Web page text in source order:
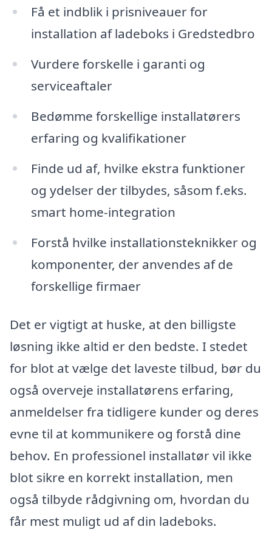
Få et indblik i prisniveauer for
installation af ladeboks i Gredstedbro
Vurdere forskelle i garanti og
serviceaftaler
Bedømme forskellige installatørers
erfaring og kvalifikationer
Finde ud af, hvilke ekstra funktioner
og ydelser der tilbydes, såsom f.eks.
smart home-integration
Forstå hvilke installationsteknikker og
komponenter, der anvendes af de
forskellige firmaer
Det er vigtigt at huske, at den billigste
løsning ikke altid er den bedste. I stedet
for blot at vælge det laveste tilbud, bør du
også overveje installatørens erfaring,
anmeldelser fra tidligere kunder og deres
evne til at kommunikere og forstå dine
behov. En professionel installatør vil ikke
blot sikre en korrekt installation, men
også tilbyde rådgivning om, hvordan du
får mest muligt ud af din ladeboks.